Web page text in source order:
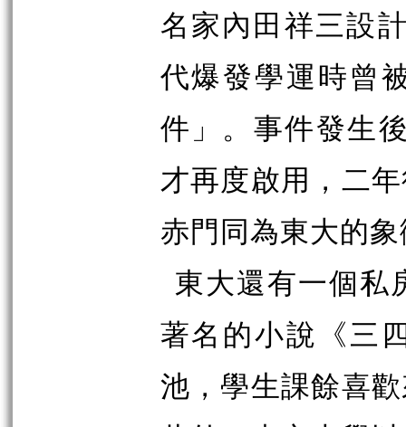
名家內田祥三設
代爆發學運時曾
件」。事件發生
才再度啟用，二
赤門同為東大的
東大還有一個私
著名的小說《三
池，學生課餘喜